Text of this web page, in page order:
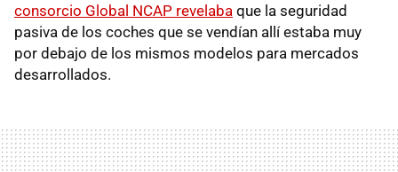
consorcio Global NCAP revelaba que la seguridad
pasiva de los coches que se vendían allí estaba muy
por debajo de los mismos modelos para mercados
desarrollados.